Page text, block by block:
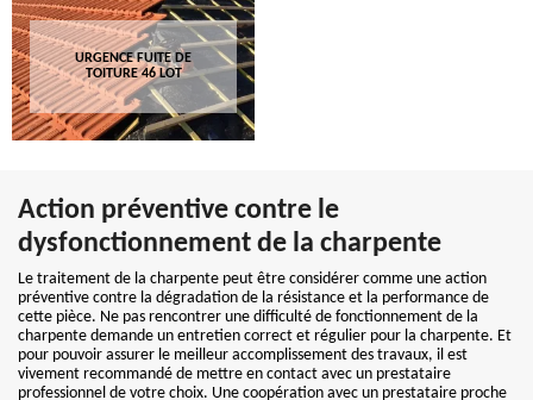
URGENCE FUITE DE
TOITURE 46 LOT
Action préventive contre le
dysfonctionnement de la charpente
Le traitement de la charpente peut être considérer comme une action
préventive contre la dégradation de la résistance et la performance de
cette pièce. Ne pas rencontrer une difficulté de fonctionnement de la
charpente demande un entretien correct et régulier pour la charpente. Et
pour pouvoir assurer le meilleur accomplissement des travaux, il est
vivement recommandé de mettre en contact avec un prestataire
professionnel de votre choix. Une coopération avec un prestataire proche